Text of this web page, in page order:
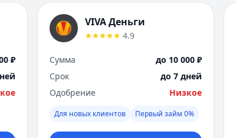
₽
VIVA Деньги
4.9
Сумма
до 10 000 ₽
Срок
до 7 дней
Одобрение
Низкое
Для новых клиентов Первый займ 0%